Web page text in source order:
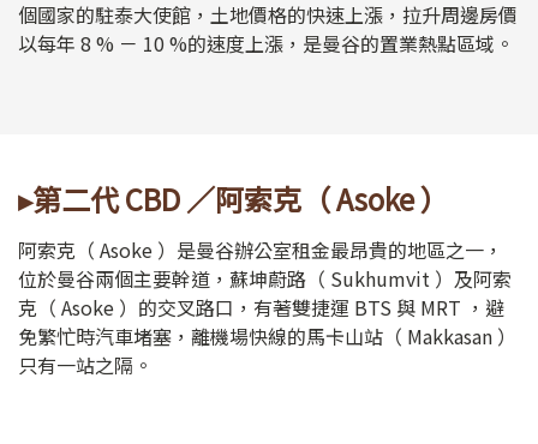
個國家的駐泰大使館，土地價格的快速上漲，拉升周邊房價
以每年 8 % － 10 %的速度上漲，是曼谷的置業熱點區域。
▸第二代 CBD ／阿索克（ Asoke ）
阿索克（ Asoke ）是曼谷辦公室租金最昂貴的地區之一，
位於曼谷兩個主要幹道，蘇坤蔚路（ Sukhumvit ）及阿索
克（ Asoke ）的交叉路口，有著雙捷運 BTS 與 MRT ，避
免繁忙時汽車堵塞，離機場快線的馬卡山站（ Makkasan ）
只有一站之隔。